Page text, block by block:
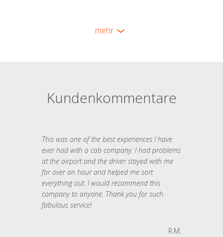
mehr
Kundenkommentare
This was one of the best experiences I have
ever had with a cab company. I had problems
at the airport and the driver stayed with me
for over an hour and helped me sort
everything out. I would recommend this
company to anyone. Thank you for such
fabulous service!
R.M.